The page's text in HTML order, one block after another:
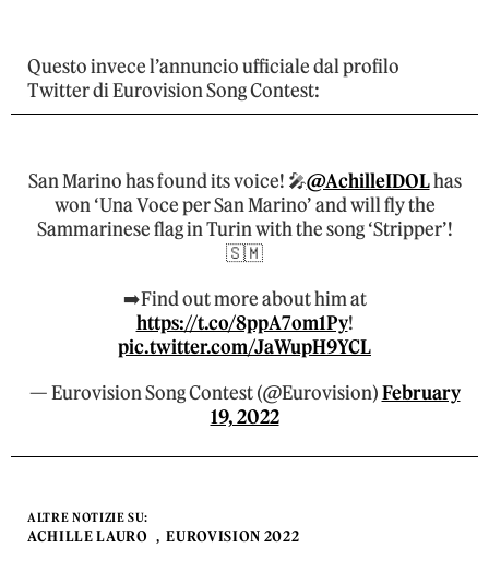
Questo invece l’annuncio ufficiale dal profilo
Twitter di Eurovision Song Contest:
San Marino has found its voice! 🎤@AchilleIDOLhas
won ‘Una Voce per San Marino’ and will fly the
Sammarinese flag in Turin with the song ‘Stripper’!
🇸🇲
➡️Find out more about him at
https://t.co/8ppA7om1Py!
pic.twitter.com/JaWupH9YCL
— Eurovision Song Contest (@Eurovision)February
19, 2022
ALTRE NOTIZIE SU:
ACHILLE LAURO EUROVISION 2022